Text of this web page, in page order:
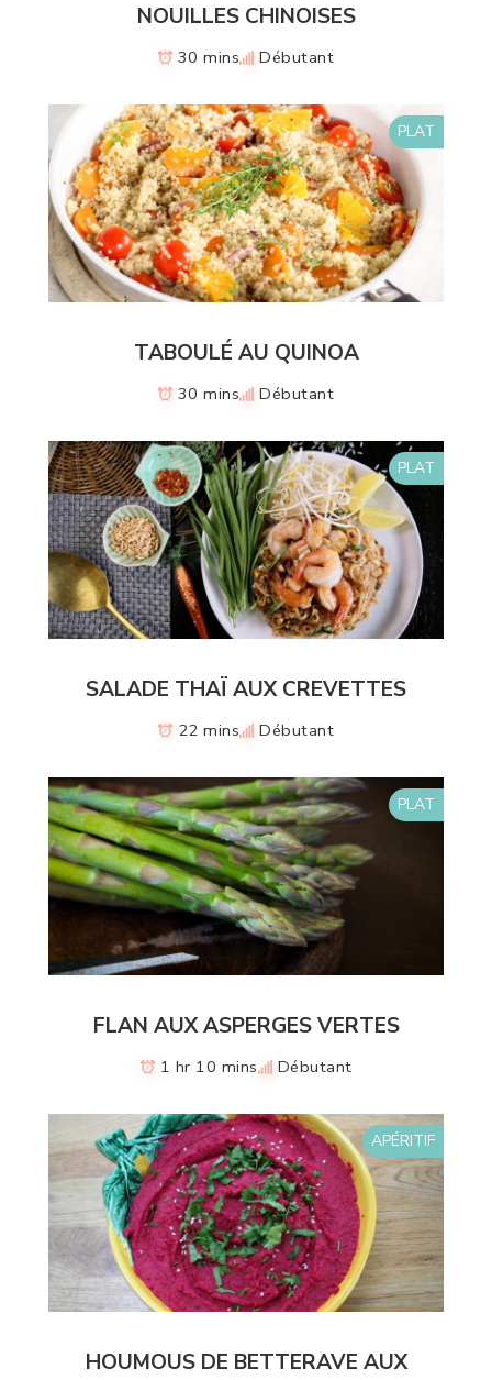
NOUILLES CHINOISES
30 mins Débutant
PLAT
TABOULÉ AU QUINOA
30 mins Débutant
PLAT
SALADE THAÏ AUX CREVETTES
22 mins Débutant
PLAT
FLAN AUX ASPERGES VERTES
1 hr 10 mins Débutant
APÉRITIF
HOUMOUS DE BETTERAVE AUX